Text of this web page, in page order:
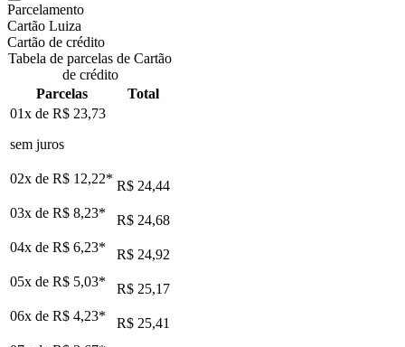
Parcelamento
Cartão Luiza
Cartão de crédito
Tabela de parcelas de Cartão
de crédito
Parcelas
Total
01x de R$ 23,73
sem juros
02x de R$ 12,22* R$ 24,44
03x de R$ 8,23*
R$ 24,68
04x de R$ 6,23*
R$ 24,92
05x de R$ 5,03*
R$ 25,17
06x de R$ 4,23*
R$ 25,41